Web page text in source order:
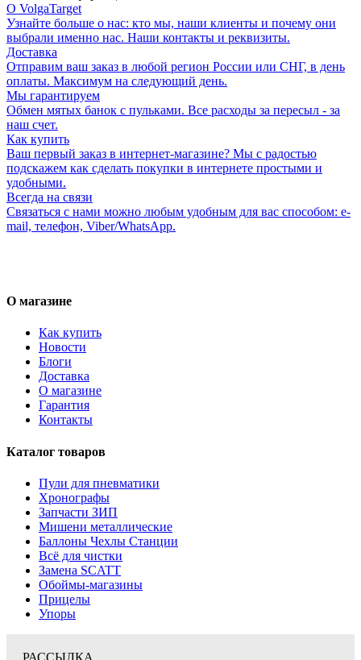
О VolgaTarget
Узнайте больше о нас: кто мы, наши клиенты и почему они
выбрали именно нас. Наши контакты и реквизиты.
Доставка
Отправим ваш заказ в любой регион России или СНГ, в день
оплаты. Максимум на следующий день.
Мы гарантируем
Обмен мятых банок с пульками. Все расходы за пересыл - за
наш счет.
Как купить
Ваш первый заказ в интернет-магазине? Мы с радостью
подскажем как сделать покупки в интернете простыми и
удобными.
Всегда на связи
Связаться с нами можно любым удобным для вас способом: e-
mail, телефон, Viber/WhatsApp.
О магазине
Как купить
Новости
Блоги
Доставка
О магазине
Гарантия
Контакты
Каталог товаров
Пули для пневматики
Хронографы
Запчасти ЗИП
Мишени металлические
Баллоны Чехлы Станции
Всё для чистки
Замена SCATT
Обоймы-магазины
Прицелы
Упоры
РАССЫЛКА